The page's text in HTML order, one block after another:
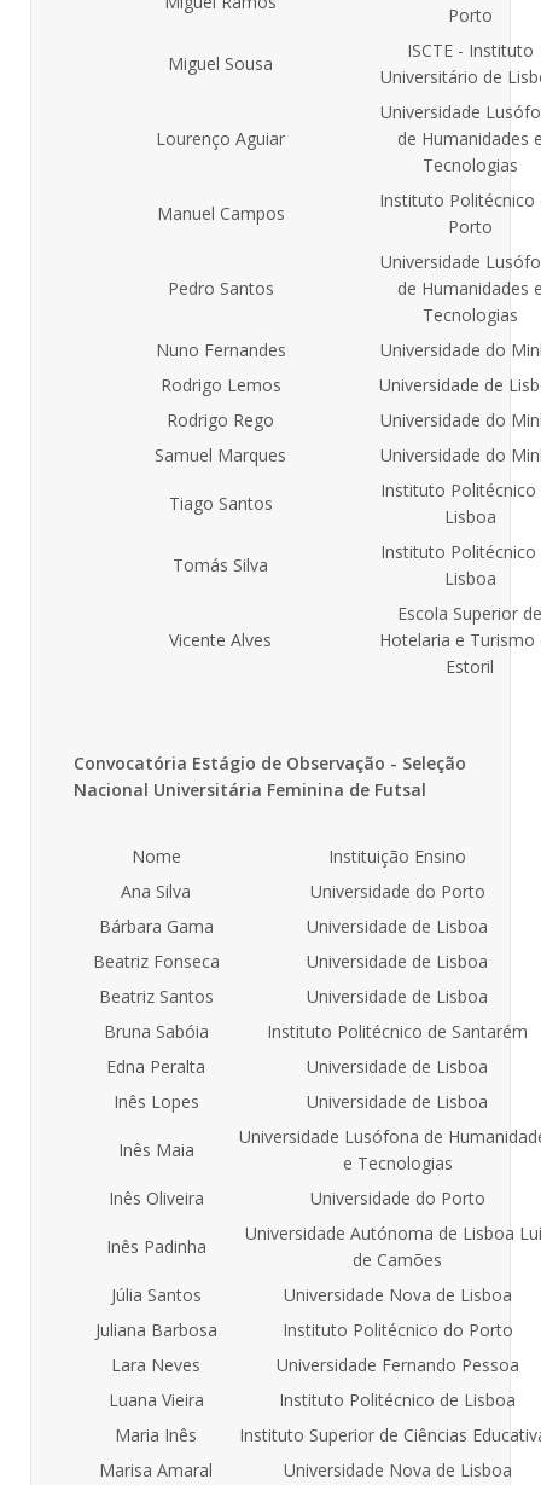
Porto
Miguel Sousa
ISCTE - Instituto
Universitário de
Lourenço Aguiar
Universidade
de Humanidades
Tecnologias
Manuel Campos
Instituto Politécnico
Porto
Pedro Santos
Universidade
de Humanidades
Tecnologias
Nuno Fernandes
Universidade do
Rodrigo Lemos
Universidade de
Rodrigo Rego
Universidade do
Samuel Marques
Universidade do
Tiago Santos
Instituto Politécnico
Lisboa
Tomás Silva
Instituto Politécnico
Lisboa
Vicente Alves
Escola Superior de
Hotelaria e Turismo
Estoril
Convocatória Estágio de Observação - Seleção
Nacional Universitária Feminina de Futsal
Nome
Instituição Ensino
Ana Silva
Universidade do Porto
Bárbara Gama
Universidade de Lisboa
Beatriz Fonseca
Universidade de Lisboa
Beatriz Santos
Universidade de Lisboa
Bruna Sabóia
Instituto Politécnico de Santarém
Edna Peralta
Universidade de Lisboa
Inês Lopes
Universidade de Lisboa
Inês Maia
Universidade Lusófona de
e Tecnologias
Inês Oliveira
Universidade do Porto
Inês Padinha
Universidade Autónoma de Lisboa
de Camões
Júlia Santos
Universidade Nova de Lisboa
Juliana Barbosa
Instituto Politécnico do Porto
Lara Neves
Universidade Fernando Pessoa
Luana Vieira
Instituto Politécnico de Lisboa
Maria Inês
Instituto Superior de Ciências
Marisa Amaral
Universidade Nova de Lisboa